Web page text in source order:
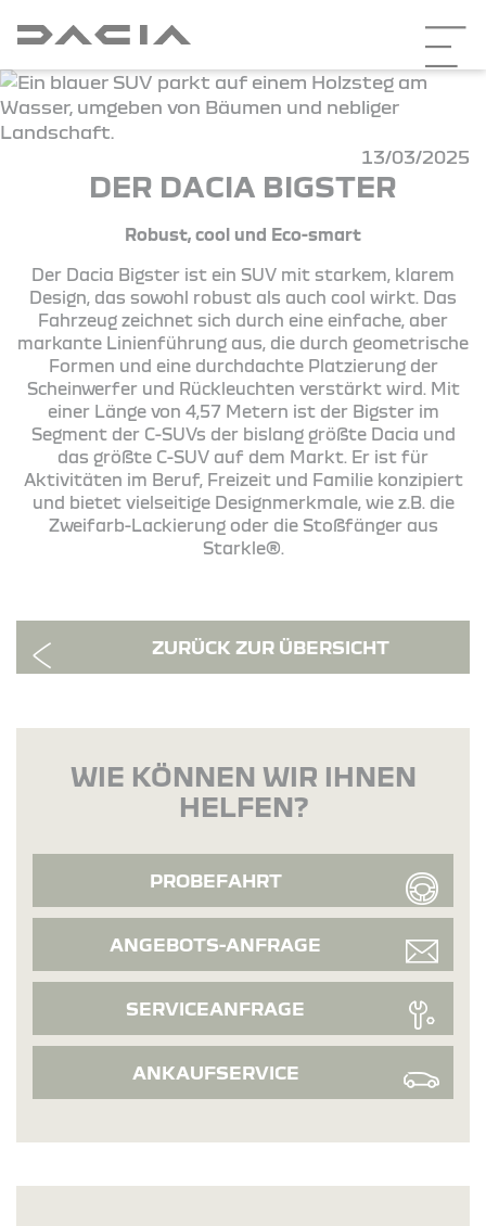
13/03/2025
DER DACIA BIGSTER
Robust, cool und Eco-smart
Der Dacia Bigster ist ein SUV mit starkem, klarem
Design, das sowohl robust als auch cool wirkt. Das
Fahrzeug zeichnet sich durch eine einfache, aber
markante Linienführung aus, die durch geometrische
Formen und eine durchdachte Platzierung der
Scheinwerfer und Rückleuchten verstärkt wird. Mit
einer Länge von 4,57 Metern ist der Bigster im
Segment der C-SUVs der bislang größte Dacia und
das größte C-SUV auf dem Markt. Er ist für
Aktivitäten im Beruf, Freizeit und Familie konzipiert
und bietet vielseitige Designmerkmale, wie z.B. die
Zweifarb-Lackierung oder die Stoßfänger aus
Starkle®.
ZURÜCK ZUR ÜBERSICHT
WIE KÖNNEN WIR IHNEN
HELFEN?
PROBEFAHRT
ANGEBOTS-ANFRAGE
SERVICEANFRAGE
ANKAUFSERVICE